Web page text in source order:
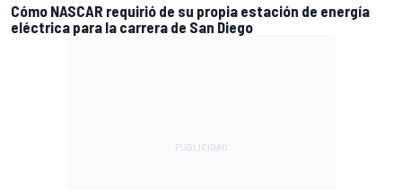
Cómo NASCAR requirió de su propia estación de energía
eléctrica para la carrera de San Diego